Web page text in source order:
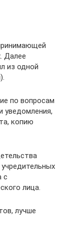
Далее
из одной
по вопросам
уведомления,
копию
с
лица.
лучше